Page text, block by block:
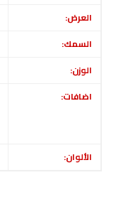
العرض:
السمك:
الوزن:
اضافات:
الألوان: